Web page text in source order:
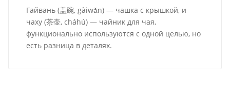
Гайвань (盖碗, gàiwǎn) — чашка с крышкой, и
чаху (茶壶, cháhú) — чайник для чая,
функционально используются с одной целью, но
есть разница в деталях.